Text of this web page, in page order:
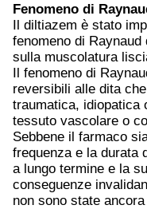
Fenomeno di
Il diltiazem è stato
fenomeno di
sulla muscolatura
Il fenomeno di
reversibili alle dita
traumatica, idiopatica
tessuto vascolare o
Sebbene il farmaco
frequenza e la durata
a lungo termine e la
conseguenze
non sono state